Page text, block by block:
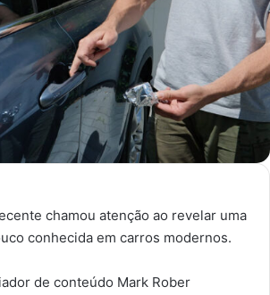
chamou atenção ao revelar uma
conhecida em carros modernos.
de conteúdo Mark Rober